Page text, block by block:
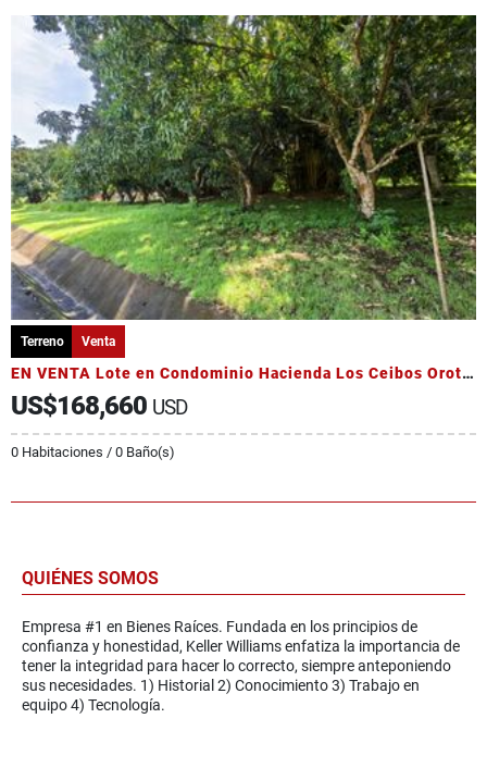
Terreno Venta
EN VENTA Lote en Condominio Hacienda Los Ceibos Orotina
US$168,660 USD
0 Habitaciones / 0 Baño(s)
QUIÉNES SOMOS
Empresa #1 en Bienes Raíces. Fundada en los principios de
confianza y honestidad, Keller Williams enfatiza la importancia de
tener la integridad para hacer lo correcto, siempre anteponiendo
sus necesidades. 1) Historial 2) Conocimiento 3) Trabajo en
equipo 4) Tecnología.